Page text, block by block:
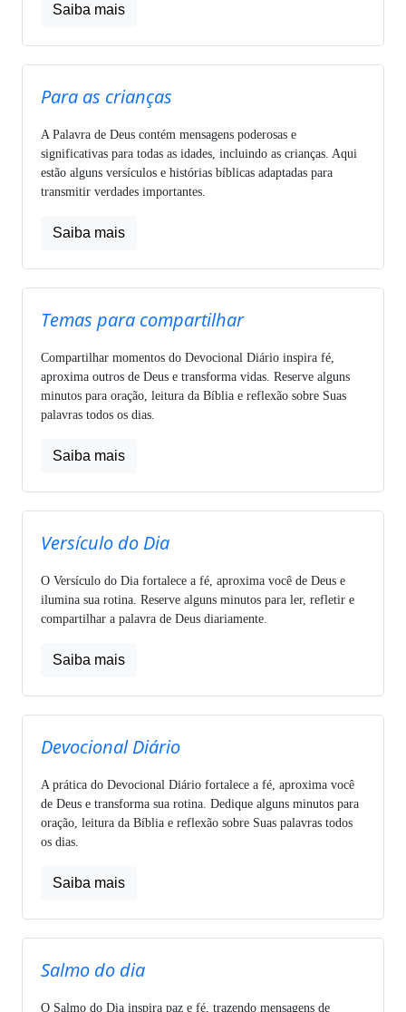
Saiba mais
Para as crianças
A Palavra de Deus contém mensagens poderosas e
significativas para todas as idades, incluindo as crianças. Aqui
estão alguns versículos e histórias bíblicas adaptadas para
transmitir verdades importantes.
Saiba mais
Temas para compartilhar
Compartilhar momentos do Devocional Diário inspira fé,
aproxima outros de Deus e transforma vidas. Reserve alguns
minutos para oração, leitura da Bíblia e reflexão sobre Suas
palavras todos os dias.
Saiba mais
Versículo do Dia
O Versículo do Dia fortalece a fé, aproxima você de Deus e
ilumina sua rotina. Reserve alguns minutos para ler, refletir e
compartilhar a palavra de Deus diariamente.
Saiba mais
Devocional Diário
A prática do Devocional Diário fortalece a fé, aproxima você
de Deus e transforma sua rotina. Dedique alguns minutos para
oração, leitura da Bíblia e reflexão sobre Suas palavras todos
os dias.
Saiba mais
Salmo do dia
O Salmo do Dia inspira paz e fé, trazendo mensagens de